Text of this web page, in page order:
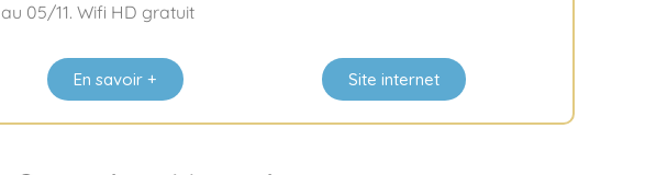
au 05/11. Wifi HD gratuit
En savoir + Site internet